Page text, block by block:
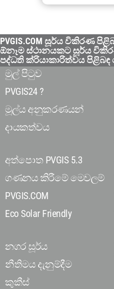
PVGIS.COM සූර්ය විකිරණ
ඕනෑම ස්ථානයකට සූර්ය
පද්ධති ක්රියාකාරිත්වය
මුල් පිටුව
PVGIS24 ?
මූල්ය අනුකරණයන්
දායකත්වය
අත්පොත PVGIS 5.3
ගණනය කිරීමේ මෙවලම්
PVGIS.COM
Eco Solar Friendly
නගර සූර්ය
නීතිමය දැනුම්දීම
කුකීස්